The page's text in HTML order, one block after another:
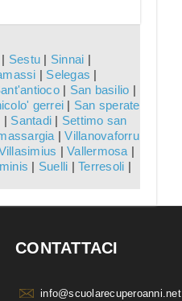
| Sestu | Sinnai |
| Selegas |
| San basilio |
gerrei | San sperate
| Santadi | Settimo san
|Villanovaforru
| Vallermosa |
| Suelli | Terresoli |
CONTATTACI
info@scuolarecuperoanni.net